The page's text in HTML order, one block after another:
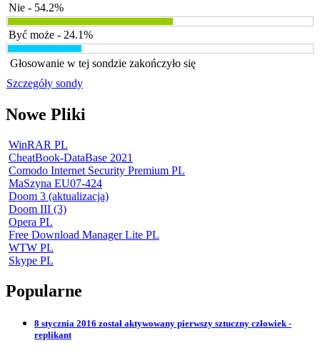
Nie - 54.2%
Być może - 24.1%
Głosowanie w tej sondzie zakończyło się
Szczegóły sondy
Nowe Pliki
WinRAR PL
CheatBook-DataBase 2021
Comodo Internet Security Premium PL
MaSzyna EU07-424
Doom 3 (aktualizacja)
Doom III (3)
Opera PL
Free Download Manager Lite PL
WTW PL
Skype PL
Popularne
8 stycznia 2016 został aktywowany pierwszy sztuczny człowiek -
replikant